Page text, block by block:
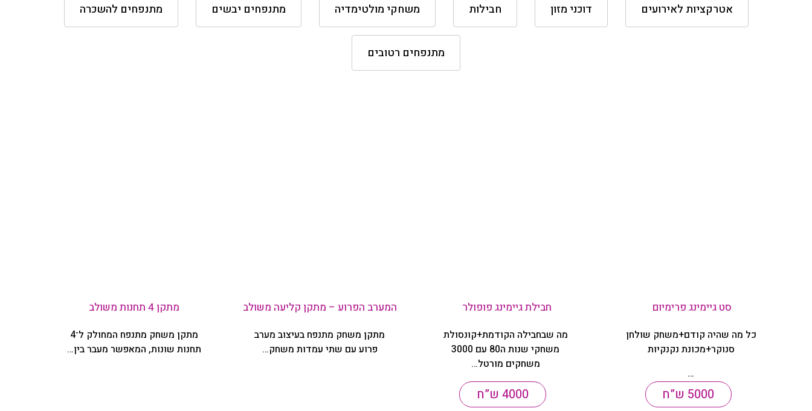
אטרקציות לאירועים דוכני מזון חבילות משחקי מולטימדיה מתנפחים יבשים מתנפחים להשכרה
מתנפחים רטובים
סט גיימינג פרימיום
כל מה שהיה קודם+משחק שולחן
סנוקר+מכונת נקנקיות
…
5000 ש”ח
חבילת גיימינג פופולר
מה שבחבילה הקודמת+קונסולת
משחקי שנות ה80 עם 3000
משחקים מורטל…
4000 ש”ח
המערב הפרוע – מתקן קליעה משולב
מתקן משחק מתנפח בעיצוב מערב
פרוע עם שתי עמדות משחק…
מתקן 4 תחנות משולב
מתקן משחק מתנפח המחולק ל־4
תחנות שונות, המאפשר מעבר בין…